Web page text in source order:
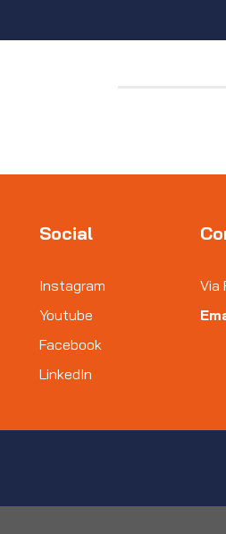
Social
Instagram
Youtube
Facebook
LinkedIn
Via